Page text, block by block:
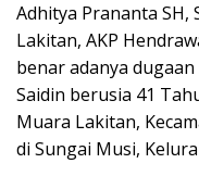
Adhitya Prananta SH,
Lakitan, AKP
benar adanya
Saidin berusia 41
Muara Lakitan,
di Sungai Musi,